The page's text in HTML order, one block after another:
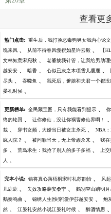
查看更
热门点击: 重生后，我打脸恶毒狗男女我内心论文
晚来风 、 从前不待春风慢祝如星许云毅 、 【
文林知意宋宛秋 、 老婆拔我针管，让我给男助
越安安 、 暗香 、 心似已灰之木项雪儿鹿鹿 、
尽头 、 吞噬鱼 、 我死后，爹娘和夫君一个都
晏礼时候 、
更新榜单: 全民藏宝图，只有我能看到提示 、
终的轮回 、 让你修仙，没让你祸害修仙界啊！ 、
裁 、 穿书女频，大婚当日被女主杀死 、 NBA：
疯人院？ 、 被问罪当天，无上帝族杀来 、 我在
多 、 荒岛求生：我抢了别人的多子多福 、 上交
人 、
完本小说: 错将真心落梧桐宋时礼苏韵怡 、 风
儿鹿鹿 、 失效攻略裴安桑宁 、 鹤别空山踏明
鹅奏鸣曲 、 锦绣人生[快穿]爱伊莎越安安 、 炮
然 、 江晏礼安然小说江晏礼时候 、 醉酒情思 、